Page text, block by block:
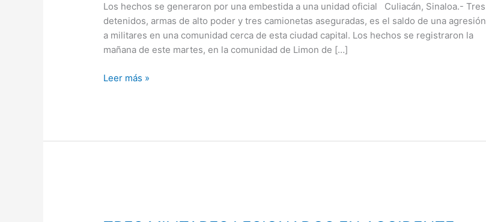
Los hechos se generaron por una embestida a una unidad oficial Culiacán, Sinaloa.- Tres
detenidos, armas de alto poder y tres camionetas aseguradas, es el saldo de una agresión
a militares en una comunidad cerca de esta ciudad capital. Los hechos se registraron la
mañana de este martes, en la comunidad de Limon de […]
Limón
de
Los
Ramos;
detenidos
Leer más »